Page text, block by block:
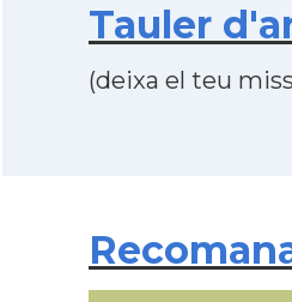
Tauler
(deixa el teu